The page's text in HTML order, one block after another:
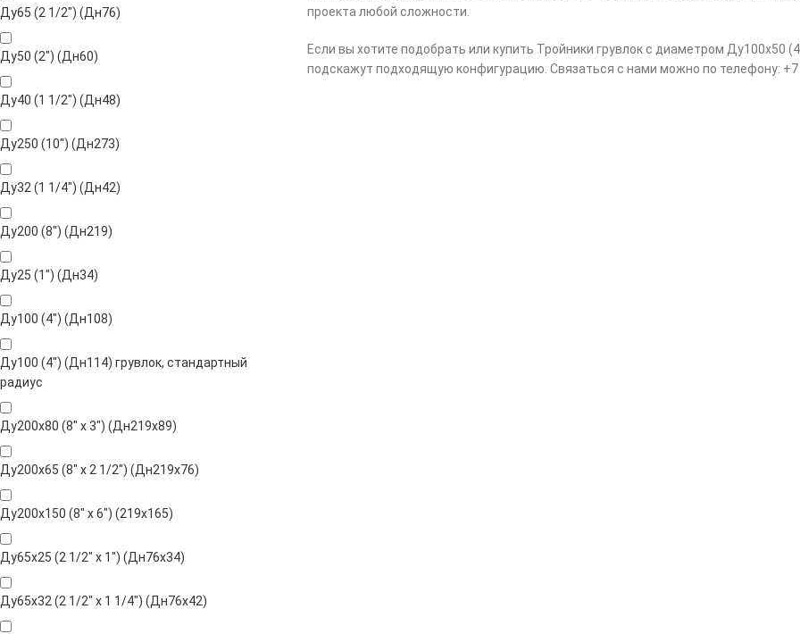
Ду65 (2 1/2") (Дн76)
Ду50 (2") (Дн60)
Ду40 (1 1/2") (Дн48)
Ду250 (10") (Дн273)
Ду32 (1 1/4") (Дн42)
Ду200 (8") (Дн219)
Ду25 (1") (Дн34)
Ду100 (4") (Дн108)
Ду100 (4") (Дн114) грувлок, стандартный
радиус
Ду200х80 (8" х 3") (Дн219х89)
Ду200х65 (8" х 2 1/2") (Дн219х76)
Ду200х150 (8" х 6") (219х165)
Ду65х25 (2 1/2" х 1") (Дн76х34)
Ду65х32 (2 1/2" х 1 1/4") (Дн76х42)
проекта любой сложности.
Если вы хотите подобрать или купить Тройники грувлок с диаметром Ду100х50
подскажут подходящую конфигурацию. Связаться с нами можно по телефону: +7